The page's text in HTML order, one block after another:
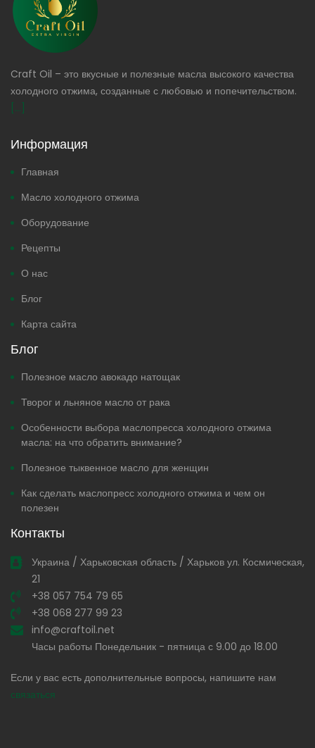
Craft Oil – это вкусные и полезные масла высокого качества
холодного отжима, созданные с любовью и попечительством.
[...]
Информация
Главная
Масло холодного отжима
Оборудование
Рецепты
О нас
Блог
Карта сайта
Блог
Полезное масло авокадо натощак
Творог и льняное масло от рака
Особенности выбора маслопресса холодного отжима
масла: на что обратить внимание?
Полезное тыквенное масло для женщин
Как сделать маслопресс холодного отжима и чем он
полезен
Контакты
Украина / Харьковская область / Харьков ул. Космическая,
21
+38 057 754 79 65
+38 068 277 99 23
info@craftoil.net
Часы работы Понедельник - пятница с 9.00 до 18.00
Если у вас есть дополнительные вопросы, напишите нам
связаться